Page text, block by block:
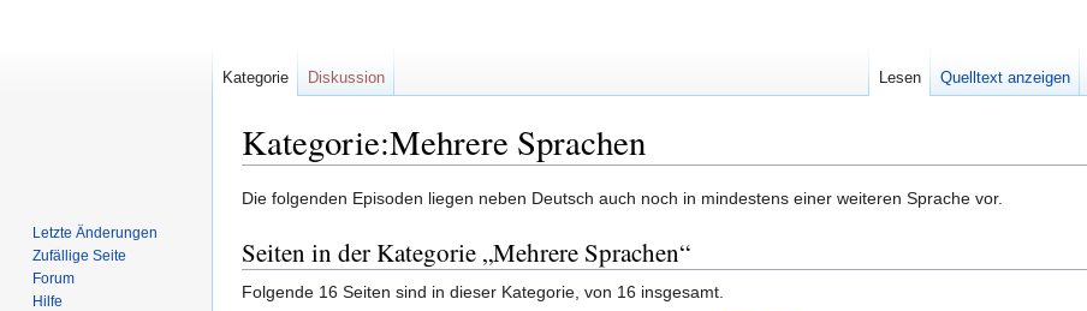
Kategorie:Mehrere Sprachen
Zur
springen
Zur
springen
Die folgenden Episoden liegen neben Deutsch auch noch in mindestens einer weiteren Sprache vor.
Seiten in der Kategorie „Mehrere Sprachen“
Folgende 16 Seiten sind in dieser Kategorie, von 16 insgesamt.
Kategorie Diskussion Lesen Quelltext anzeigen
Letzte Änderungen
Zufällige Seite
Forum
Hilfe